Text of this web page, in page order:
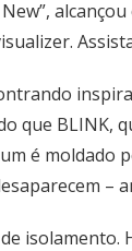
que BLINK,
é moldado
–
isolamento.